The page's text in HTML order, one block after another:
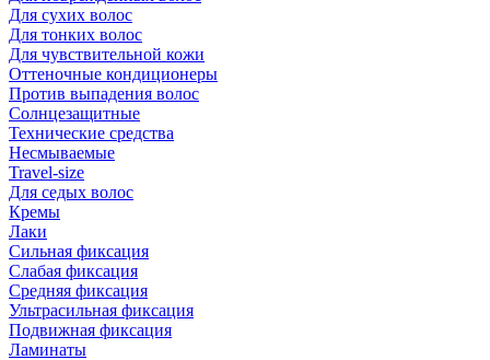
Для сухих волос
Для тонких волос
Для чувствительной кожи
Оттеночные кондиционеры
Против выпадения волос
Солнцезащитные
Технические средства
Несмываемые
Travel-size
Для седых волос
Кремы
Лаки
Сильная фиксация
Слабая фиксация
Средняя фиксация
Ультрасильная фиксация
Подвижная фиксация
Ламинаты